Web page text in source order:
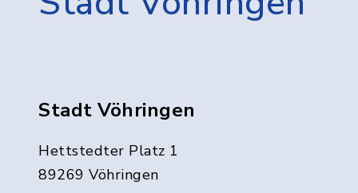
Stadt Vöhringen
Hettstedter Platz 1
89269 Vöhringen